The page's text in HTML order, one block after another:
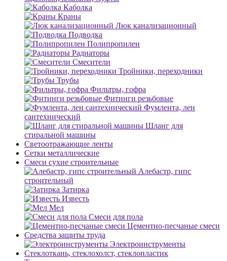
Каболка
Краны
Люк канализационный
Подводка
Полипропилен
Радиаторы
Смесители
Тройники, переходники
Трубы
Фильтры, гофра
Фитинги резьбовые
Фумлента, лен
сантехнический
Шланг для
стиральной машины
Светоотражающие ленты
Сетки металлические
Смеси сухие строительные
Алебастр, гипс
строительный
Затирка
Известь
Мел
Смеси для пола
Цементно-песчаные смеси
Средства защиты труда
Электроинструменты
Стеклоткань, стеклохолст, стеклопластик